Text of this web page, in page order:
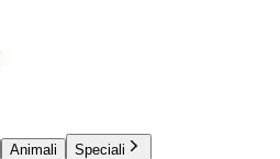
Animali
Speciali